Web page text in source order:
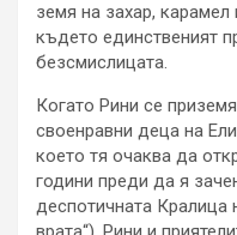
земя на захар,
където единственият
безсмислицата.
Когато Рини се
своенравни деца на
което тя очаква да
години преди да я
деспотичната Кралица